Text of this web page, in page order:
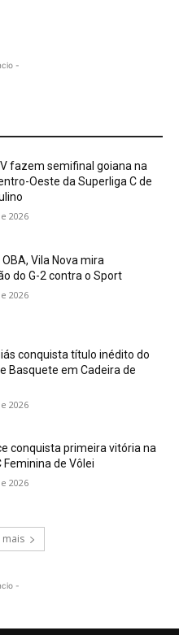
-
fazem semifinal goiana na
Oeste da Superliga C de
2026
Vila Nova mira
do G-2 contra o Sport
2026
conquista título inédito do
Basquete em Cadeira de
2026
conquista primeira vitória na
Feminina de Vôlei
2026
-